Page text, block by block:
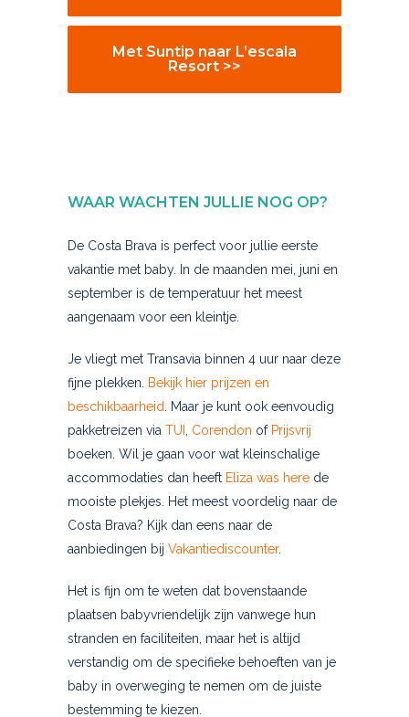
Met Suntip naar L’escala
Resort >>
WAAR WACHTEN JULLIE NOG OP?
De Costa Brava is perfect voor jullie eerste
vakantie met baby. In de maanden mei, juni en
september is de temperatuur het meest
aangenaam voor een kleintje.
Je vliegt met Transavia binnen 4 uur naar deze
fijne plekken.
Bekijk hier prijzen en
beschikbaarheid
. Maar je kunt ook eenvoudig
pakketreizen via TUI Corendon of Prijsvrij
boeken. Wil je gaan voor wat kleinschalige
accommodaties dan heeft Eliza was here de
mooiste plekjes. Het meest voordelig naar de
Costa Brava? Kijk dan eens naar de
aanbiedingen bij Vakantiediscounter.
Het is fijn om te weten dat bovenstaande
plaatsen babyvriendelijk zijn vanwege hun
stranden en faciliteiten, maar het is altijd
verstandig om de specifieke behoeften van je
baby in overweging te nemen om de juiste
bestemming te kiezen.